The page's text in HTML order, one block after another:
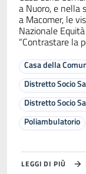
a Nuoro, e nella
a Macomer, le
Nazionale
“Contrastare la
Casa della
Distretto Socio
Distretto Socio
Poliambulatorio
LEGGI DI PIÙ